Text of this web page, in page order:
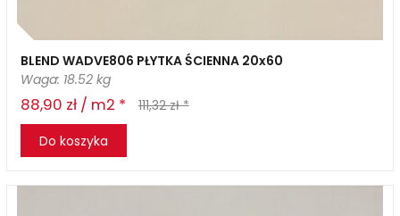
BLEND WADVE806 PŁYTKA ŚCIENNA 20x60
Waga: 18.52 kg
88,90 zł / m2 *
111,32 zł *
Do koszyka